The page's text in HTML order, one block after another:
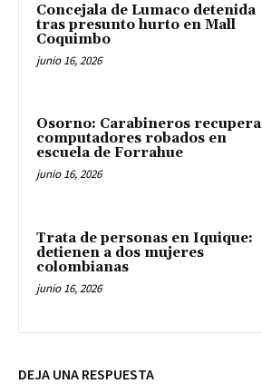
Concejala de Lumaco detenida
tras presunto hurto en Mall
Coquimbo
junio 16, 2026
Osorno: Carabineros recupera
computadores robados en
escuela de Forrahue
junio 16, 2026
Trata de personas en Iquique:
detienen a dos mujeres
colombianas
junio 16, 2026
DEJA UNA RESPUESTA